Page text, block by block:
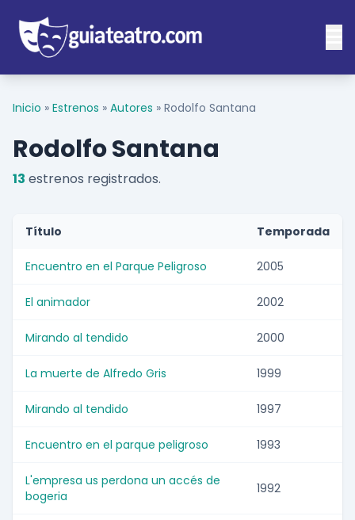
Inicio » Estrenos » Autores » Rodolfo Santana
Rodolfo Santana
13 estrenos registrados.
Título Temporada
Encuentro en el Parque Peligroso 2005
El animador 2002
Mirando al tendido 2000
La muerte de Alfredo Gris 1999
Mirando al tendido 1997
Encuentro en el parque peligroso 1993
L'empresa us perdona un accés de
bogeria
1992